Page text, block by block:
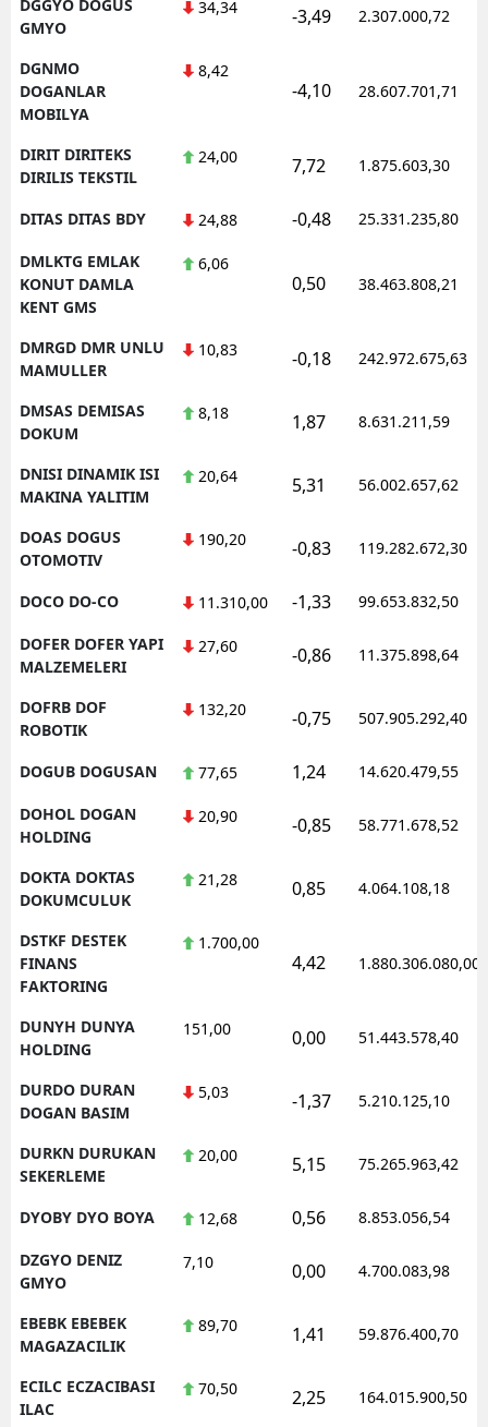
DGGYO DOGUS
GMYO
34,34 -3,49 2.307.000,72
DGNMO
DOGANLAR
MOBILYA
8,42
-4,10 28.607.701,71
DIRIT DIRITEKS
DIRILIS TEKSTIL
24,00 7,72 1.875.603,30
DITAS DITAS BDY 24,88 -0,48 25.331.235,80
DMLKTG EMLAK
KONUT DAMLA
KENT GMS
6,06
0,50 38.463.808,21
DMRGD DMR UNLU
MAMULLER
10,83 -0,18 242.972.675,63
DMSAS DEMISAS
DOKUM
8,18 1,87 8.631.211,59
DNISI DINAMIK ISI
MAKINA YALITIM
20,64 5,31 56.002.657,62
DOAS DOGUS
OTOMOTIV
190,20 -0,83 119.282.672,30
DOCO DO-CO 11.310,00 -1,33 99.653.832,50
DOFER DOFER YAPI
MALZEMELERI
27,60 -0,86 11.375.898,64
DOFRB DOF
ROBOTIK
132,20 -0,75 507.905.292,40
DOGUB DOGUSAN 77,65 1,24 14.620.479,55
DOHOL DOGAN
HOLDING
20,90 -0,85 58.771.678,52
DOKTA DOKTAS
DOKUMCULUK
21,28 0,85 4.064.108,18
DSTKF DESTEK
FINANS
FAKTORING
1.700,00
4,42 1.880.306.080,00
DUNYH DUNYA
HOLDING
151,00 0,00 51.443.578,40
DURDO DURAN
DOGAN BASIM
5,03 -1,37 5.210.125,10
DURKN DURUKAN
SEKERLEME
20,00 5,15 75.265.963,42
DYOBY DYO BOYA 12,68 0,56 8.853.056,54
DZGYO DENIZ
GMYO
7,10 0,00 4.700.083,98
EBEBK EBEBEK
MAGAZACILIK
89,70 1,41 59.876.400,70
ECILC ECZACIBASI
ILAC
70,50 2,25 164.015.900,50